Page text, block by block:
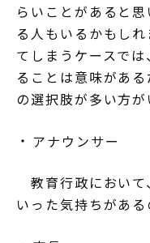
らいことがあると
る人もいるかもし
てしまうケースで
ることは意味があ
の選択肢が多い方が
アナウンサー
教育行政において
いった気持ちがある